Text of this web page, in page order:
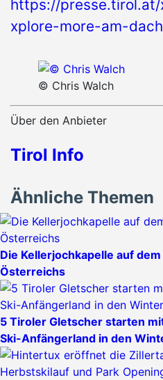
https://
xplore-more-am-
© Chris Walch
Über den Anbieter
Tirol Info
Ähnliche Themen
Die Kellerjochkapelle auf
Österreichs
5 Tiroler Gletscher starten
Ski-Anfängerland in den